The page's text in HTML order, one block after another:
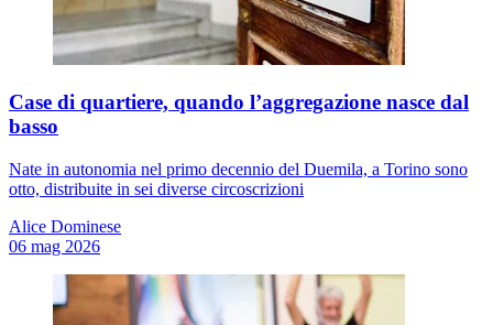
Case di quartiere, quando l’aggregazione nasce dal
basso
Nate in autonomia nel primo decennio del Duemila, a Torino sono
otto, distribuite in sei diverse circoscrizioni
Alice Dominese
06 mag 2026